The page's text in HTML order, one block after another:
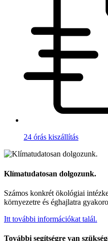
24 órás kiszállítás
Klímatudatosan dolgozunk.
Számos konkrét ökológiai
környezetre és éghajlatra
Itt további információkat talál.
További segítségre van